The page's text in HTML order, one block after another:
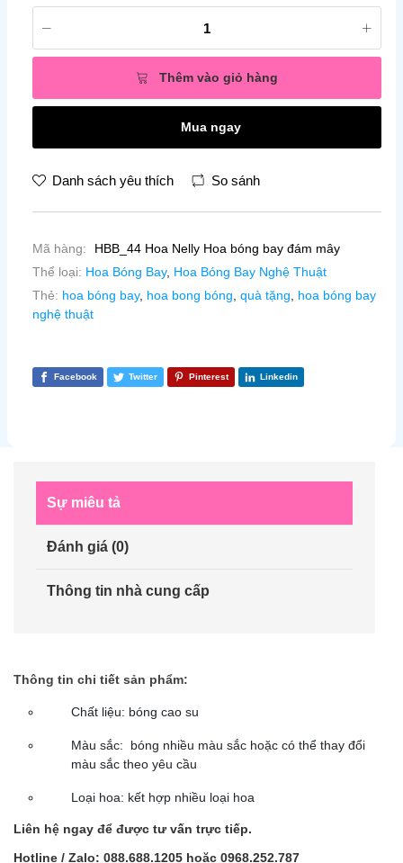
Thêm vào giỏ hàng
Mua ngay
Danh sách yêu thích So sánh
Mã hàng:
HBB_44 Hoa Nelly Hoa bóng bay đám mây
Thể loại: Hoa Bóng Bay, Hoa Bóng Bay Nghệ Thuật
Thẻ: hoa bóng bay, hoa bong bóng quà tặng
hoa bóng bay
nghệ thuật
Facebook Twitter Pinterest Linkedin
Sự miêu tả
Đánh giá (0)
Thông tin nhà cung cấp
Thông tin chi tiết sản phẩm:
Chất liệu: bóng cao su
Màu sắc: bóng nhiều màu sắc hoặc có thể thay đổi
màu sắc theo yêu cầu
Loại hoa: kết hợp nhiều loại hoa
Liên hệ ngay để được tư vấn trực tiếp.
Hotline / Zalo: 088.688.1205 hoặc 0968.252.787